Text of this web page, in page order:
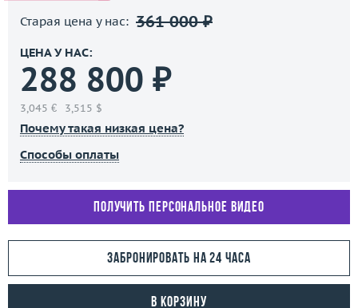
Старая цена у нас: 361 000 ₽
ЦЕНА У НАС:
288 800 ₽
3,045 € 3,515 $
Почему такая низкая цена?
Способы оплаты
Получить персональное видео
Забронировать на 24 часа
В корзину